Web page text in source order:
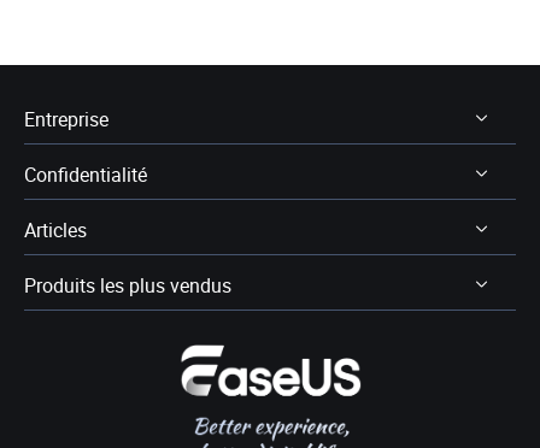
Entreprise
À Propos
Avis & récompenses
Contactez EaseUS
Confidentialité
Désinstaller
Politique de remboursement
Articles
Récupération des données
Avis logiciel récupération données
Gestion de partition
Sauvegarde & Restauration
Produits les plus vendus
Data Recovery Wizard Pro
Data Recovery Wizard for Mac Pro